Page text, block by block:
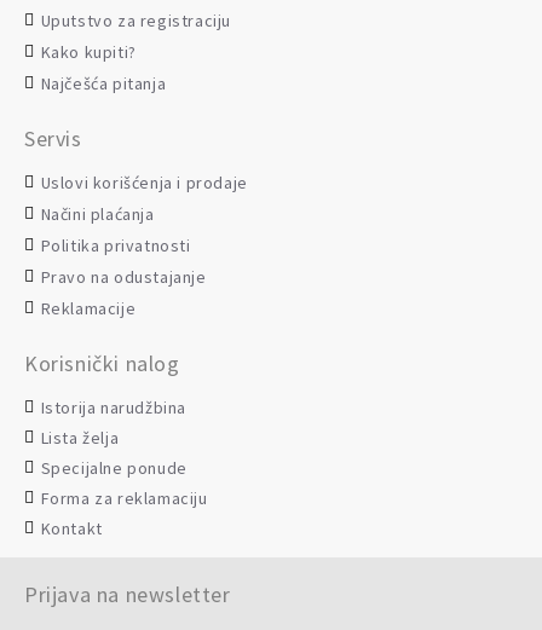
Uputstvo za registraciju
Kako kupiti?
Najčešća pitanja
Servis
Uslovi korišćenja i prodaje
Načini plaćanja
Politika privatnosti
Pravo na odustajanje
Reklamacije
Korisnički nalog
Istorija narudžbina
Lista želja
Specijalne ponude
Forma za reklamaciju
Kontakt
Prijava na newsletter